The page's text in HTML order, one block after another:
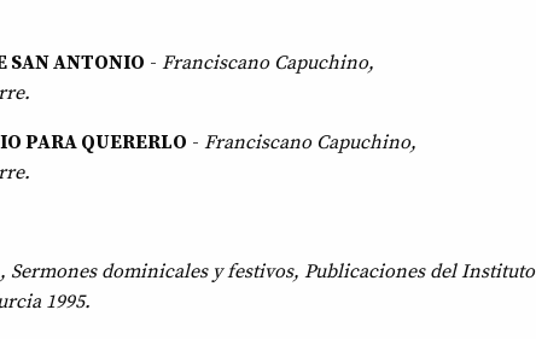
SAN ANTONIO - Franciscano Capuchino,
PARA QUERERLO - Franciscano Capuchino,
Sermones dominicales y festivos, Publicaciones del Instituto
1995.